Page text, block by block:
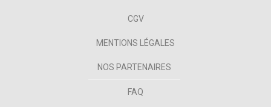
CGV
MENTIONS LÉGALES
NOS PARTENAIRES
FAQ